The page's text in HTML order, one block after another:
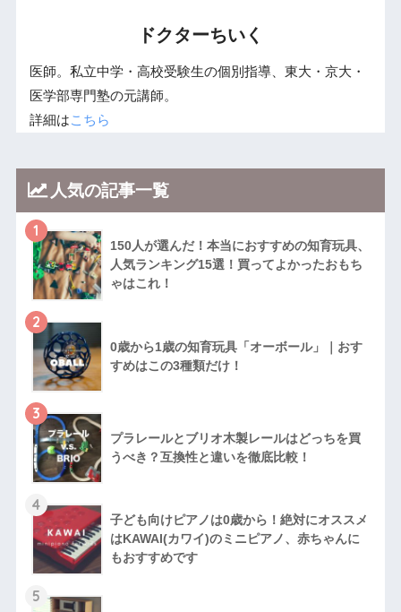
ドクターちいく
医師。私立中学・高校受験生の個別指導、東大・京大・
医学部専門塾の元講師。
詳細はこちら
人気の記事一覧
1
150人が選んだ！本当におすすめの知育玩具、
人気ランキング15選！買ってよかったおもち
ゃはこれ！
2
0歳から1歳の知育玩具「オーボール」｜おす
すめはこの3種類だけ！
3
プラレールとブリオ木製レールはどっちを買
うべき？互換性と違いを徹底比較！
4
子ども向けピアノは0歳から！絶対にオススメ
はKAWAI(カワイ)のミニピアノ、赤ちゃんに
もおすすめです
5